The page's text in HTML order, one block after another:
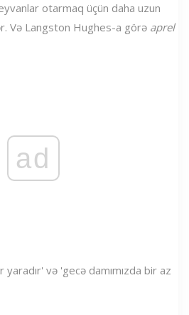
otarmaq üçün daha uzun
Və Langston Hughes-a görə aprel
ad
yaradır' və 'gecə damımızda bir az